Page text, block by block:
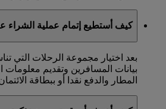
كيف أستطيع إتمام عملية الشراء
بعد اختيار مجموعة الرحلات التي
بيانات المسافرين وتقديم معلومات
المطار والدفع نقدا أو ببطاقة